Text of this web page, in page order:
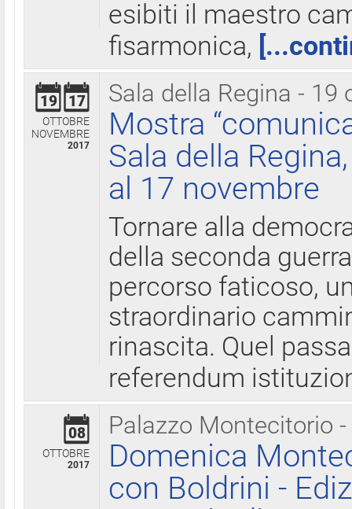
esibiti il maestro
fisarmonica,
Sala della Regina - 19
19 17
OTTOBRE
NOVEMBRE
2017
Mostra
Sala della
al 17 novembre
Tornare alla
della seconda
percorso faticoso,
straordinario
rinascita. Quel
referendum
Palazzo Montecitorio
08
OTTOBRE
2017
Domenica
con Boldrini -